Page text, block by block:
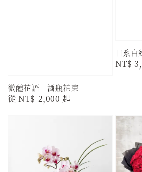
微醺花語｜酒瓶花束
Regular
從NT$ 2,000 起
日系白
NT$